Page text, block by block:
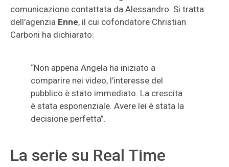
comunicazione contattata da Alessandro. Si tratta
dell’agenzia Enne, il cui cofondatore Christian
Carboni ha dichiarato:
“Non appena Angela ha iniziato a
comparire nei video, l’interesse del
pubblico è stato immediato. La crescita
è stata esponenziale. Avere lei è stata la
decisione perfetta”.
La serie su Real Time